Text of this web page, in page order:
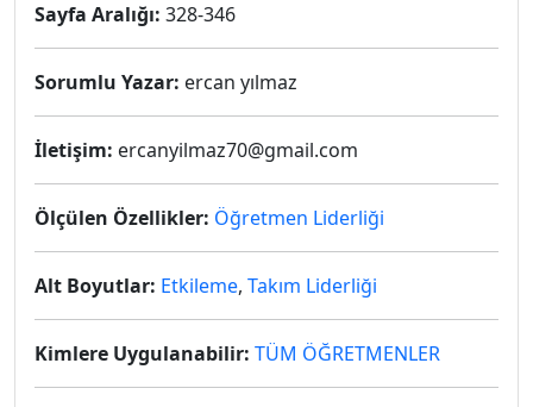
Sayfa Aralığı: 328-346
Sorumlu Yazar: ercan yılmaz
İletişim: ercanyilmaz70@gmail.com
Ölçülen Özellikler: Öğretmen Liderliği
Alt Boyutlar: Etkileme, Takım Liderliği
Kimlere Uygulanabilir: TÜM ÖĞRETMENLER